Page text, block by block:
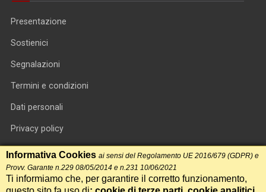
Presentazione
Sostienici
Segnalazioni
Termini e condizioni
Dati personali
Privacy policy
Informativa cookie
RSS feed
Informativa Cookies ai sensi del Regolamento UE 2016/679 (GDPR) e
Provv. Garante n.229 08/05/2014 e n.231 10/06/2021
Ti informiamo che, per garantire il corretto funzionamento,